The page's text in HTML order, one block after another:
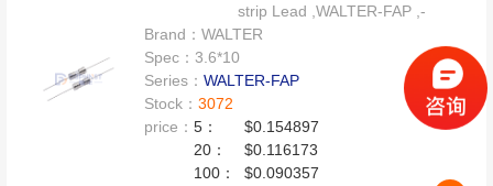
strip Lead ,WALTER-FAP ,-
Brand：WALTER
Spec：3.6*10
Series：WALTER-FAP
Stock：3072
price：5：
$0.154897
20：
$0.116173
100：
$0.090357